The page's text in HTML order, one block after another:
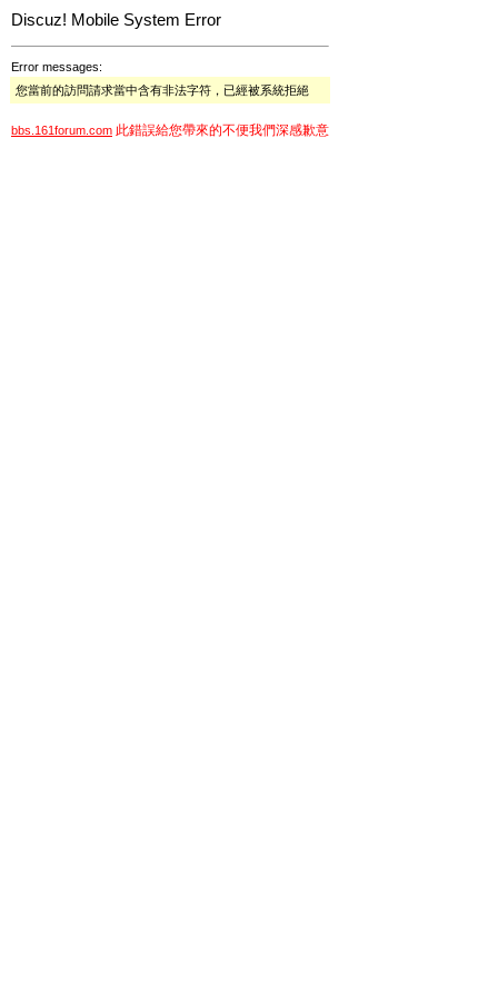
Discuz! Mobile System Error
Error messages:
您當前的訪問請求當中含有非法字符，已經被系統拒絕
bbs.161forum.com 此錯誤給您帶來的不便我們深感歉意